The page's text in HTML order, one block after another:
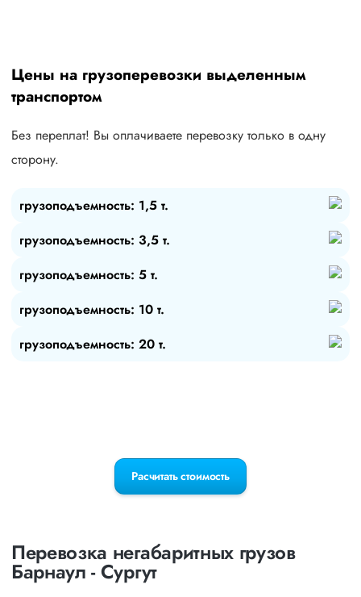
Цены на грузоперевозки выделенным
транспортом
Без переплат! Вы оплачиваете перевозку только в одну
сторону.
грузоподъемность: 1,5 т.
грузоподъемность: 3,5 т.
грузоподъемность: 5 т.
грузоподъемность: 10 т.
грузоподъемность: 20 т.
Расчитать стоимость
Перевозка негабаритных грузов
Барнаул - Сургут